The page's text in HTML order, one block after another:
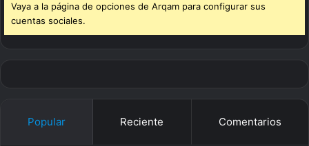
Vaya a la página de opciones de Arqam para configurar sus
cuentas sociales.
Popular Reciente Comentarios